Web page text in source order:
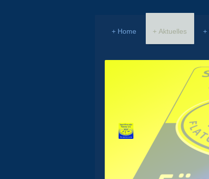
Home Aktuelles